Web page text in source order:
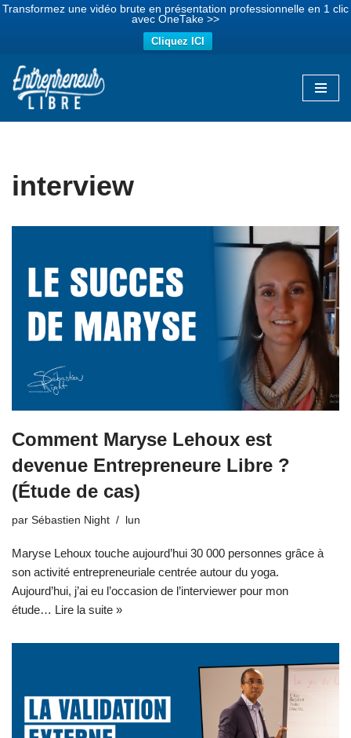
Transformez une vidéo brute en présentation professionnelle en 1 clic
avec OneTake >>
Cliquez ICI
Aller
interview
Comment Maryse Lehoux est
devenue Entrepreneure Libre ?
(Étude de cas)
par Sébastien Night lun
Maryse Lehoux touche aujourd’hui 30 000 personnes grâce à
son activité entrepreneuriale centrée autour du yoga.
Aujourd’hui, j’ai eu l’occasion de l’interviewer pour mon
étude… Lire la suite »